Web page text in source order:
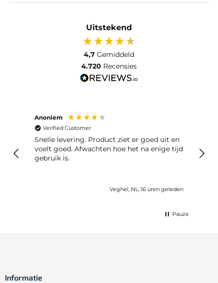
Uitstekend
4,7 Gemiddeld
4.720 Recensies
Anoniem
Verified Customer
Snelle levering. Product ziet er goed uit en
voelt goed. Afwachten hoe het na enige tijd
gebruik is.
Veghel, NL, 16 uren geleden
Pauze
Informatie